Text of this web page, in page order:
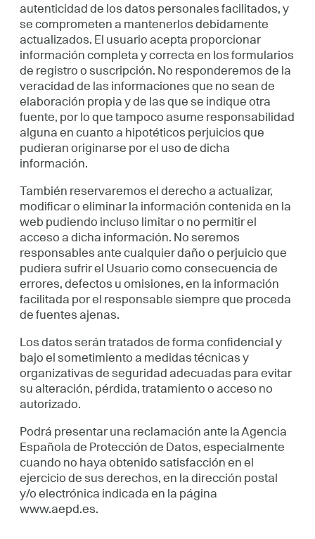
autenticidad de los datos personales facilitados, y
se comprometen a mantenerlos debidamente
actualizados. El usuario acepta proporcionar
información completa y correcta en los formularios
de registro o suscripción. No responderemos de la
veracidad de las informaciones que no sean de
elaboración propia y de las que se indique otra
fuente, por lo que tampoco asume responsabilidad
alguna en cuanto a hipotéticos perjuicios que
pudieran originarse por el uso de dicha
información.
También reservaremos el derecho a actualizar,
modificar o eliminar la información contenida en la
web pudiendo incluso limitar o no permitir el
acceso a dicha información. No seremos
responsables ante cualquier daño o perjuicio que
pudiera sufrir el Usuario como consecuencia de
errores, defectos u omisiones, en la información
facilitada por el responsable siempre que proceda
de fuentes ajenas.
Los datos serán tratados de forma confidencial y
bajo el sometimiento a medidas técnicas y
organizativas de seguridad adecuadas para evitar
su alteración, pérdida, tratamiento o acceso no
autorizado.
Podrá presentar una reclamación ante la Agencia
Española de Protección de Datos, especialmente
cuando no haya obtenido satisfacción en el
ejercicio de sus derechos, en la dirección postal
y/o electrónica indicada en la página
www.aepd.es.